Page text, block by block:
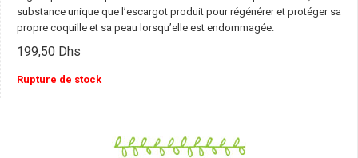
substance unique que l’escargot produit pour régénérer et protéger sa
propre coquille et sa peau lorsqu’elle est endommagée.
199,50 Dhs
Rupture de stock